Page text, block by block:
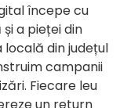
începe cu
a pieței din
locală din județul
campanii
Fiecare leu